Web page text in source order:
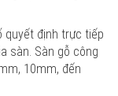
định trực tiếp
sàn. Sàn gỗ công
10mm, đến